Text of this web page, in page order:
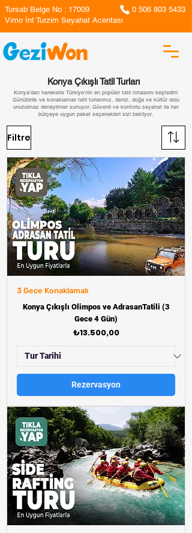
Tursab Belge No : 17009
0 506 803 5433
Vimo İnt Turzim Seyahat Acentası
Konya Çıkışlı Tatil Turları
Konya’dan hareketle Türkiye’nin en popüler tatil rotalarını keşfedin!
Günübirlik ve konaklamalı tatil turlarımız, deniz, doğa ve kültür dolu
unutulmaz deneyimler sunuyor. Güvenli ve konforlu seyahat ile her
bütçeye uygun paket seçenekleri sizi bekliyor.
Filtre
3 Gece Konaklamalı
Konya Çıkışlı Olimpos ve AdrasanTatili (3
Gece 4 Gün)
Fiyat
₺13.500,00
Rezervasyon